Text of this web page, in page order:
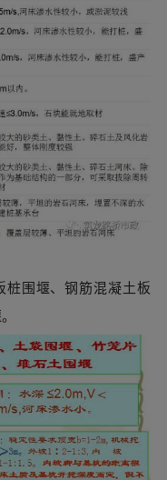
桩围堰、钢筋混凝土板